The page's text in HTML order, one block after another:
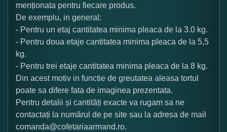
menționata pentru fiecare produs.
De exemplu, in general:
- Pentru un etaj cantitatea minima pleaca de la 3.0 kg.
- Pentru doua etaje cantitatea minima pleaca de la 5,5
kg.
- Pentru trei etaje cantitatea minima pleaca de la 8 kg.
Din acest motiv in functie de greutatea aleasa tortul
poate sa difere fata de imaginea prezentata.
Pentru detalii și cantități exacte va rugam sa ne
contactați la numărul de pe site sau la adresa de mail
comanda@cofetariaarmand.ro.